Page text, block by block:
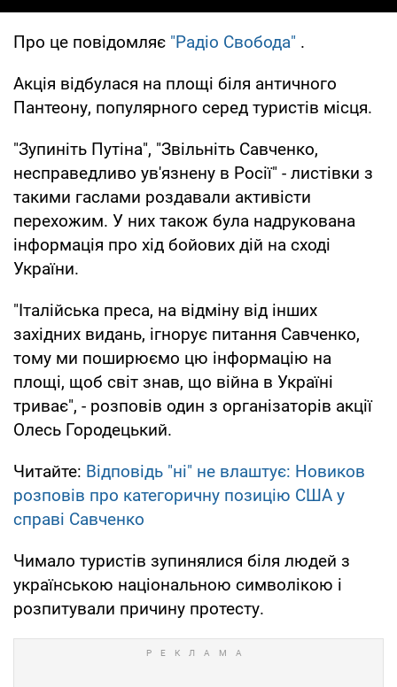
Про це повідомляє "Радіо Свобода" .
Акція відбулася на площі біля античного
Пантеону, популярного серед туристів місця.
"Зупиніть Путіна", "Звільніть Савченко,
несправедливо ув'язнену в Росії" - листівки з
такими гаслами роздавали активісти
перехожим. У них також була надрукована
інформація про хід бойових дій на сході
України.
"Італійська преса, на відміну від інших
західних видань, ігнорує питання Савченко,
тому ми поширюємо цю інформацію на
площі, щоб світ знав, що війна в Україні
триває", - розповів один з організаторів акції
Олесь Городецький.
Читайте: Відповідь "ні" не влаштує: Новиков
розповів про категоричну позицію США у
справі Савченко
Чимало туристів зупинялися біля людей з
українською національною символікою і
розпитували причину протесту.